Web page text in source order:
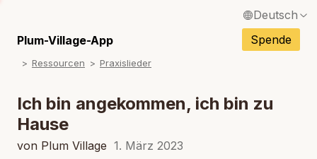
Deutsch
English / Englisch
Español / Spanisch
Português / Portugiesisch
Plum-Village-App Spende
Ressourcen Praxislieder
Ich bin angekommen, ich bin zu
Hause
von Plum Village 1. März 2023